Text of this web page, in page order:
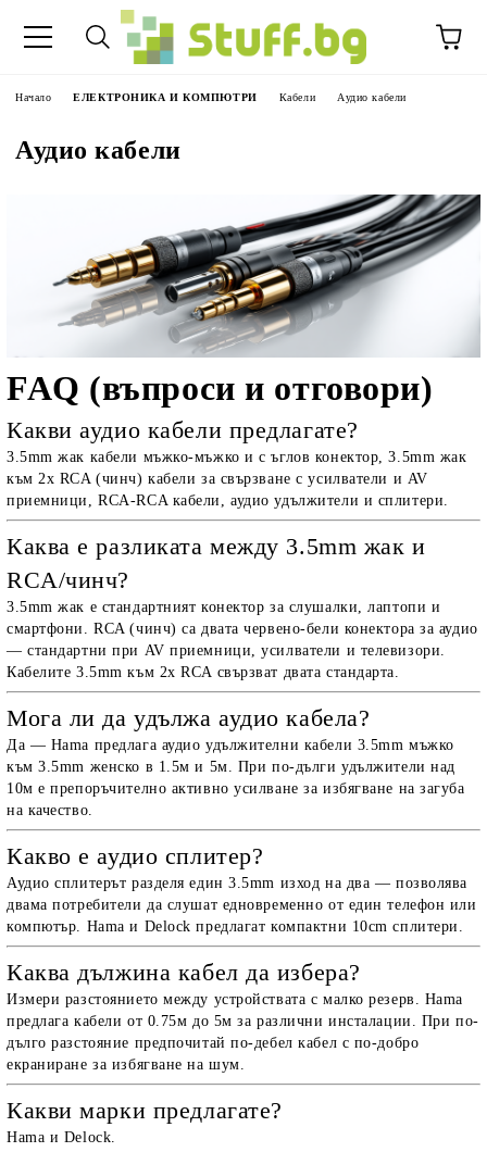
Начало ЕЛЕКТРОНИКА И КОМПЮТРИ Кабели Аудио кабели
Аудио кабели
FAQ (въпроси и отговори)
Какви аудио кабели предлагате?
3.5mm жак кабели мъжко-мъжко и с ъглов конектор, 3.5mm жак
към 2x RCA (чинч) кабели за свързване с усилватели и AV
приемници, RCA-RCA кабели, аудио удължители и сплитери.
Каква е разликата между 3.5mm жак и
RCA/чинч?
3.5mm жак е стандартният конектор за слушалки, лаптопи и
смартфони. RCA (чинч) са двата червено-бели конектора за аудио
— стандартни при AV приемници, усилватели и телевизори.
Кабелите 3.5mm към 2x RCA свързват двата стандарта.
Мога ли да удължа аудио кабела?
Да — Hama предлага аудио удължителни кабели 3.5mm мъжко
към 3.5mm женско в 1.5м и 5м. При по-дълги удължители над
10м е препоръчително активно усилване за избягване на загуба
на качество.
Какво е аудио сплитер?
Аудио сплитерът разделя един 3.5mm изход на два — позволява
двама потребители да слушат едновременно от един телефон или
компютър. Hama и Delock предлагат компактни 10cm сплитери.
Каква дължина кабел да избера?
Измери разстоянието между устройствата с малко резерв. Hama
предлага кабели от 0.75м до 5м за различни инсталации. При по-
дълго разстояние предпочитай по-дебел кабел с по-добро
екраниране за избягване на шум.
Какви марки предлагате?
Hama и Delock.